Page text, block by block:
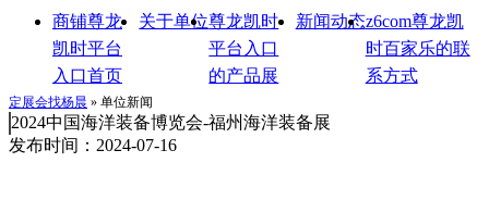
商铺尊龙
凯时平台
入口首页
关于单位尊龙凯时
平台入口
的产品展
新闻动态z6com尊龙凯
时百家乐的联
系方式
定展会找杨晨 » 单位新闻
2024中国海洋装备博览会-福州海洋装备展
发布时间：2024-07-16